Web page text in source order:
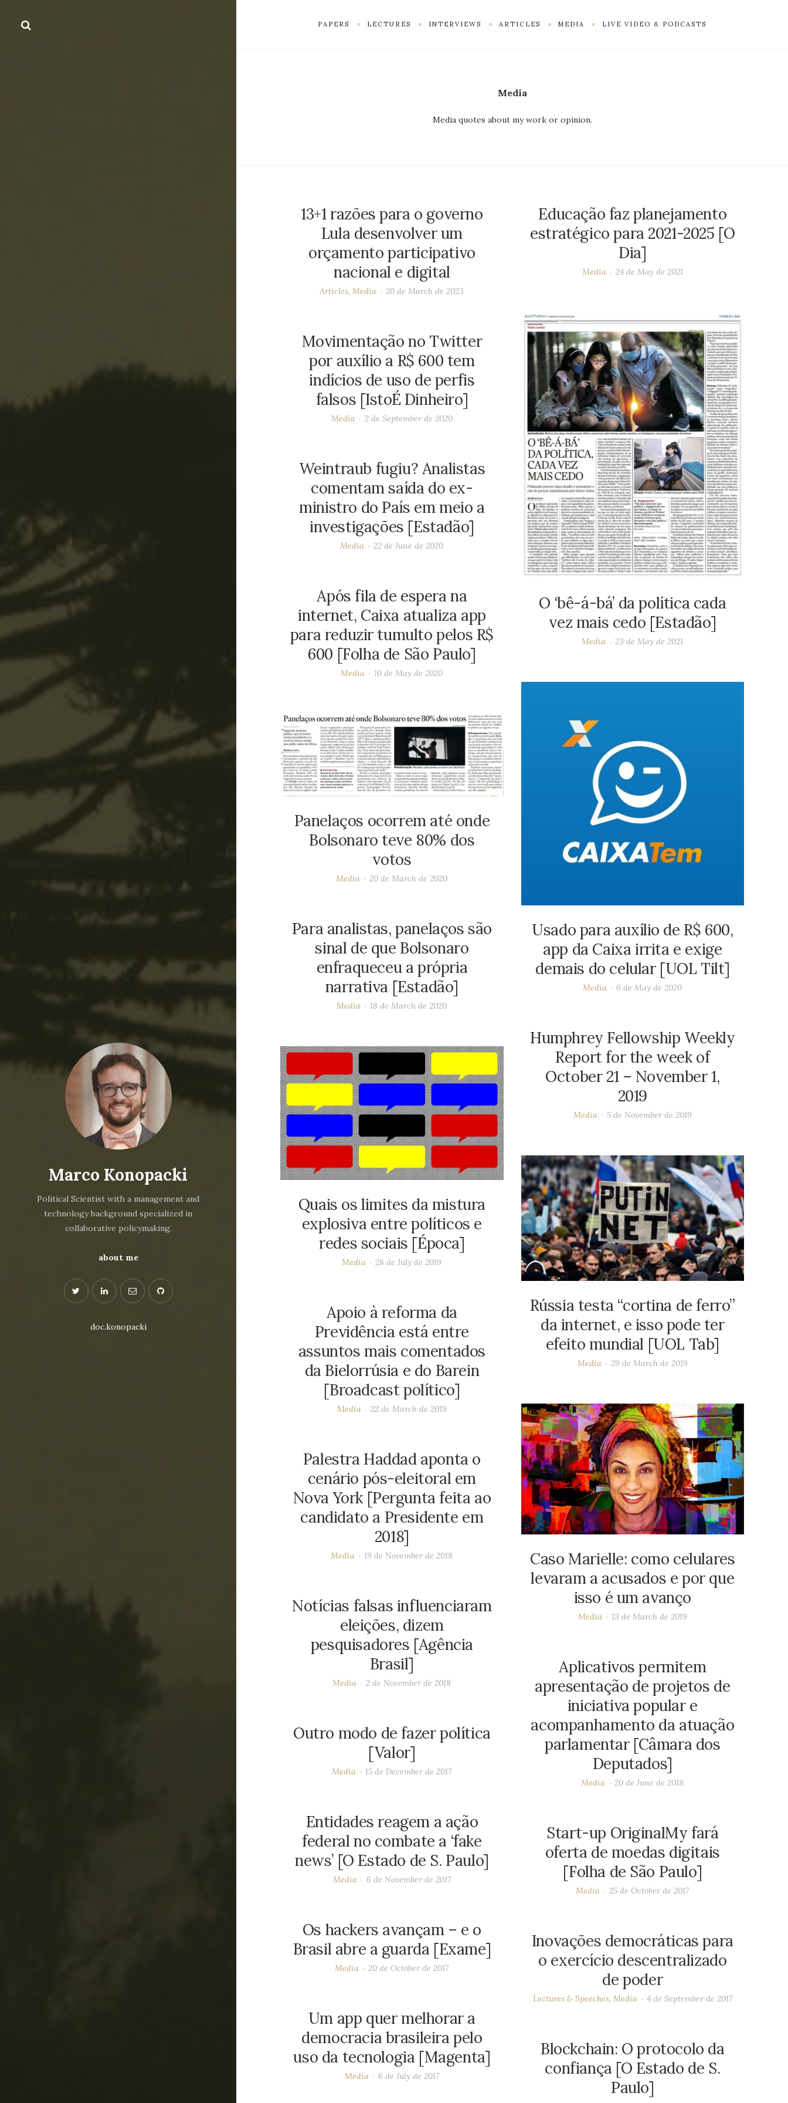
Marco Konopacki
Political Scientist with a management and
technology background specialized in
collaborative policymaking.
about me
doc.konopacki
PAPERS LECTURES INTERVIEWS ARTICLES MEDIA LIVE VIDEO & PODCASTS
Media
Media quotes about my work or opinion.
13+1 razões para o governo
Lula desenvolver um
orçamento participativo
nacional e digital
Articles,Media 20 de March de 2023
Educação faz planejamento
estratégico para 2021-2025 [O
Dia]
Media 24 de May de 2021
O ‘bê-á-bá’ da política cada
vez mais cedo [Estadão]
Media 23 de May de 2021
Movimentação no Twitter
por auxílio a R$ 600 tem
indícios de uso de perfis
falsos [IstoÉ Dinheiro]
Media 2 de September de 2020
Weintraub fugiu? Analistas
comentam saída do ex-
ministro do País em meio a
investigações [Estadão]
Media 22 de June de 2020
Após fila de espera na
internet, Caixa atualiza app
para reduzir tumulto pelos R$
600 [Folha de São Paulo]
Media 10 de May de 2020
Usado para auxílio de R$ 600,
app da Caixa irrita e exige
demais do celular [UOL Tilt]
Media 6 de May de 2020
Panelaços ocorrem até onde
Bolsonaro teve 80% dos
votos
Media 20 de March de 2020
Para analistas, panelaços são
sinal de que Bolsonaro
enfraqueceu a própria
narrativa [Estadão]
Media 18 de March de 2020
Humphrey Fellowship Weekly
Report for the week of
October 21 – November 1,
2019
Media 5 de November de 2019
Quais os limites da mistura
explosiva entre políticos e
redes sociais [Época]
Media 28 de July de 2019
Rússia testa “cortina de ferro”
da internet, e isso pode ter
efeito mundial [UOL Tab]
Media 29 de March de 2019
Apoio à reforma da
Previdência está entre
assuntos mais comentados
da Bielorrúsia e do Barein
[Broadcast político]
Media 22 de March de 2019
Caso Marielle: como celulares
levaram a acusados e por que
isso é um avanço
Media 13 de March de 2019
Palestra Haddad aponta o
cenário pós-eleitoral em
Nova York [Pergunta feita ao
candidato a Presidente em
2018]
Media 19 de November de 2018
Notícias falsas influenciaram
eleições, dizem
pesquisadores [Agência
Brasil]
Media 2 de November de 2018
Aplicativos permitem
apresentação de projetos de
iniciativa popular e
acompanhamento da atuação
parlamentar [Câmara dos
Deputados]
Media 20 de June de 2018
Outro modo de fazer política
[Valor]
Media 15 de December de 2017
Entidades reagem a ação
federal no combate a ‘fake
news’ [O Estado de S. Paulo]
Media 6 de November de 2017
Start-up OriginalMy fará
oferta de moedas digitais
[Folha de São Paulo]
Media 25 de October de 2017
Os hackers avançam – e o
Brasil abre a guarda [Exame]
Media 20 de October de 2017
Inovações democráticas para
o exercício descentralizado
de poder
Lectures & Speeches, Media 4 de September de 2017
Um app quer melhorar a
democracia brasileira pelo
uso da tecnologia [Magenta]
Media 6 de July de 2017
Blockchain: O protocolo da
confiança [O Estado de S.
Paulo]